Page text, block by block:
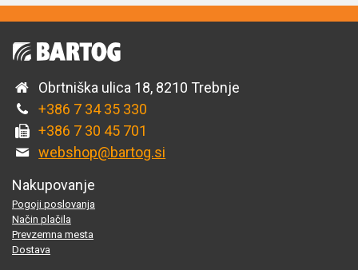
Obrtniška ulica 18, 8210 Trebnje
+386 7 34 35 330
+386 7 30 45 701
webshop@bartog.si
Nakupovanje
Pogoji poslovanja
Način plačila
Prevzemna mesta
Dostava